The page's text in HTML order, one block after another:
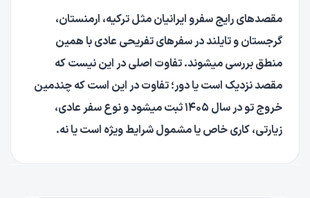
مقصدهای رایج سفرو ایرانیان مثل ترکیه، ارمنستان،
گرجستان و تایلند در سفرهای تفریحی عادی با همین
منطق بررسی میشوند. تفاوت اصلی در این نیست که
مقصد نزدیک است یا دور؛ تفاوت در این است که چندمین
خروج تو در سال ۱۴۰۵ ثبت میشود و نوع سفر عادی،
زیارتی، کاری خاص یا مشمول شرایط ویژه است یا نه.